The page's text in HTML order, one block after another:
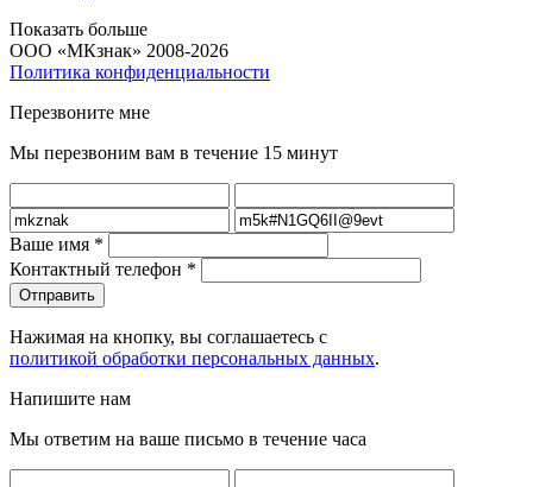
Показать больше
ООО «МКзнак» 2008-2026
Политика конфиденциальности
Перезвоните мне
Мы перезвоним вам в течение 15 минут
Ваше имя *
Контактный телефон *
Нажимая на кнопку, вы соглашаетесь с
политикой обработки персональных данных.
Напишите нам
Мы ответим на ваше письмо в течение часа